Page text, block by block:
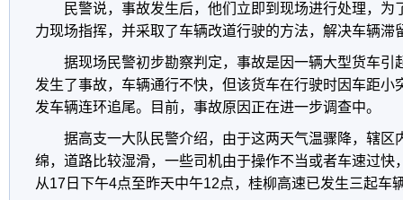
民警说，事故发生后，他们立即到现场进行处理，为
力现场指挥，并采取了车辆改道行驶的方法，解决车辆滞
据现场民警初步勘察判定，事故是因一辆大型货车引
发生了事故，车辆通行不快，但该货车在行驶时因车距小
发车辆连环追尾。目前，事故原因正在进一步调查中。
据高支一大队民警介绍，由于这两天气温骤降，辖区
绵，道路比较湿滑，一些司机由于操作不当或者车速过快
从17日下午4点至昨天中午12点，桂柳高速已发生三起车